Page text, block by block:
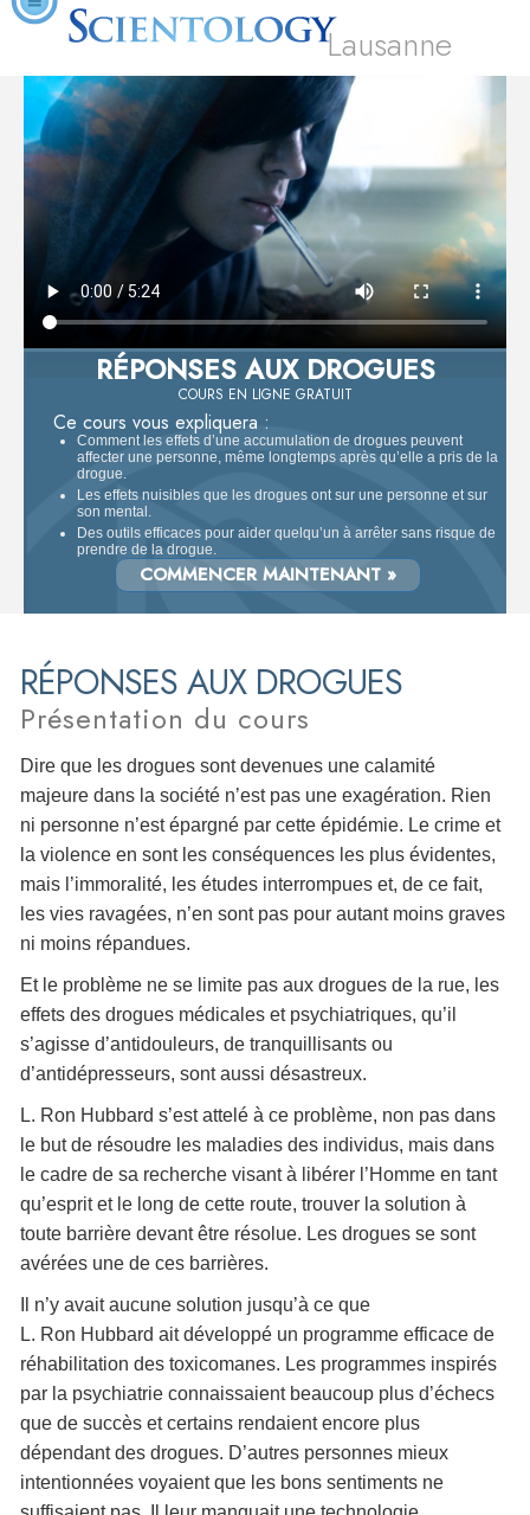
Lausanne
RÉPONSES AUX DROGUES
COURS EN LIGNE GRATUIT
Ce cours vous expliquera :
Comment les effets d’une accumulation de drogues peuvent
affecter une personne, même longtemps après qu’elle a pris de la
drogue.
Les effets nuisibles que les drogues ont sur une personne et sur
son mental.
Des outils efficaces pour aider quelqu’un à arrêter sans risque de
prendre de la drogue.
COMMENCER MAINTENANT »
RÉPONSES AUX DROGUES
Présentation du cours
Dire que les drogues sont devenues une calamité
majeure dans la société n’est pas une exagération. Rien
ni personne n’est épargné par cette épidémie. Le crime et
la violence en sont les conséquences les plus évidentes,
mais l’immoralité, les études interrompues et, de ce fait,
les vies ravagées, n’en sont pas pour autant moins graves
ni moins répandues.
Et le problème ne se limite pas aux drogues de la rue, les
effets des drogues médicales et psychiatriques, qu’il
s’agisse d’antidouleurs, de tranquillisants ou
d’antidépresseurs, sont aussi désastreux.
L. Ron Hubbard s’est attelé à ce problème, non pas dans
le but de résoudre les maladies des individus, mais dans
le cadre de sa recherche visant à libérer l’Homme en tant
qu’esprit et le long de cette route, trouver la solution à
toute barrière devant être résolue. Les drogues se sont
avérées une de ces barrières.
Il n’y avait aucune solution jusqu’à ce que
L. Ron Hubbard ait développé un programme efficace de
réhabilitation des toxicomanes. Les programmes inspirés
par la psychiatrie connaissaient beaucoup plus d’échecs
que de succès et certains rendaient encore plus
dépendant des drogues. D’autres personnes mieux
intentionnées voyaient que les bons sentiments ne